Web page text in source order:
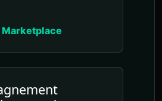
Marketplace